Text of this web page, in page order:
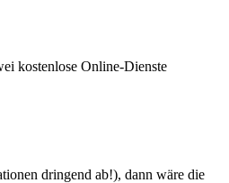
kostenlose Online-Dienste
dringend ab!), dann wäre die